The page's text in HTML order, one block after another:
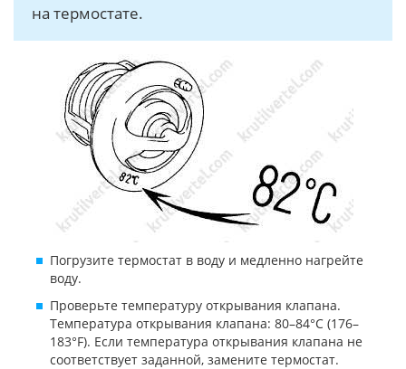
на термостате.
Погрузите термостат в воду и медленно нагрейте
воду.
Проверьте температуру открывания клапана.
Температура открывания клапана: 80–84°C (176–
183°F). Если температура открывания клапана не
соответствует заданной, замените термостат.